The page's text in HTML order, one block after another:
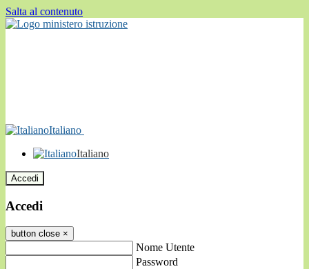
Salta al contenuto
Italiano
Italiano
Accedi
Accedi
button close ×
Nome Utente
Password